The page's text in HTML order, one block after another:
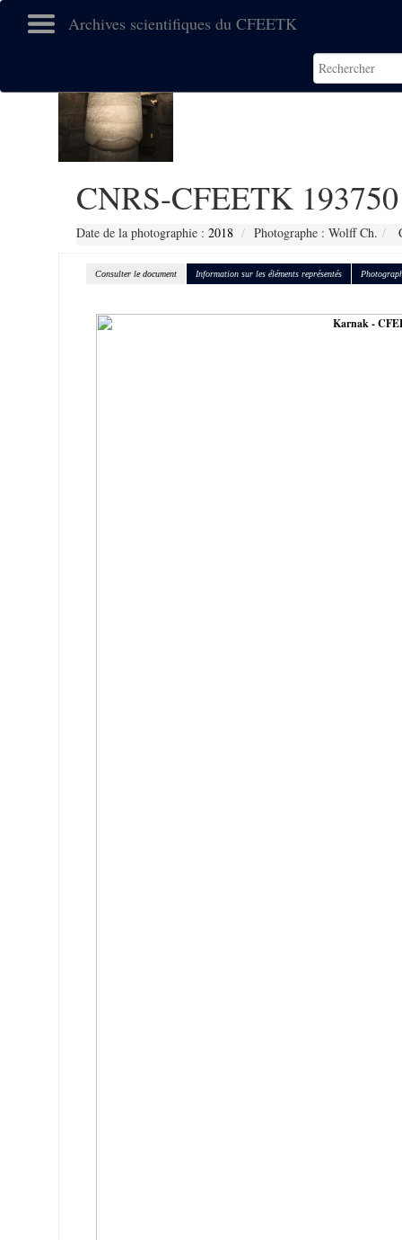
Archives scientifiques du CFEETK
CNRS-CFEETK 193750
Date de la photographie : 2018 Photographe : Wolff Ch.
Consulter le document Information sur les éléments représentés